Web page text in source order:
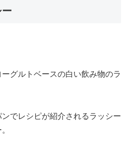
グルトベースの白い飲み物のラ
でレシピが紹介されるラッシー